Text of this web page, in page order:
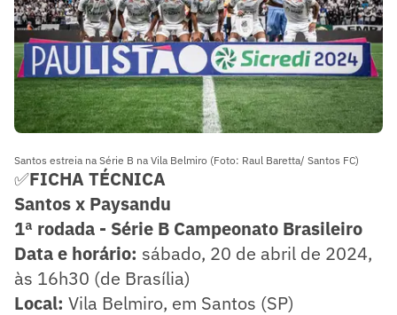
Santos estreia na Série B na Vila Belmiro (Foto: Raul Baretta/ Santos FC)
✅FICHA TÉCNICA
Santos x Paysandu
1ª rodada - Série B Campeonato Brasileiro
Data e horário: sábado, 20 de abril de 2024,
às 16h30 (de Brasília)
Local: Vila Belmiro, em Santos (SP)